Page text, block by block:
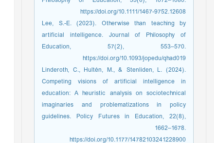
https://doi.org/10.1111/1467-9752.12608
Lee, S.-E. (2023). Otherwise than teaching by
artificial intelligence. Journal of Philosophy of
Education, 57(2), 553–570.
https://doi.org/10.1093/jopedu/qhad019
Linderoth, C., Hultén, M., & Stenliden, L. (2024).
Competing visions of artificial intelligence in
education: A heuristic analysis on sociotechnical
imaginaries and problematizations in policy
guidelines. Policy Futures in Education, 22(8),
1662–1678.
https://doi.org/10.1177/14782103241228900